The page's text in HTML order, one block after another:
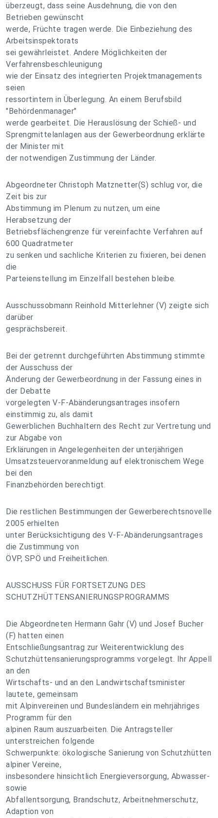
überzeugt, dass seine Ausdehnung, die von den
Betrieben gewünscht
werde, Früchte tragen werde. Die Einbeziehung des
Arbeitsinspektorats
sei gewährleistet. Andere Möglichkeiten der
Verfahrensbeschleunigung
wie der Einsatz des integrierten Projektmanagements
seien
ressortintern in Überlegung. An einem Berufsbild
"Behördenmanager"
werde gearbeitet. Die Herauslösung der Schieß- und
Sprengmittelanlagen aus der Gewerbeordnung erklärte
der Minister mit
der notwendigen Zustimmung der Länder.
Abgeordneter Christoph Matznetter(S) schlug vor, die
Zeit bis zur
Abstimmung im Plenum zu nutzen, um eine
Herabsetzung der
Betriebsflächengrenze für vereinfachte Verfahren auf
600 Quadratmeter
zu senken und sachliche Kriterien zu fixieren, bei denen
die
Parteienstellung im Einzelfall bestehen bleibe.
Ausschussobmann Reinhold Mitterlehner (V) zeigte sich
darüber
gesprächsbereit.
Bei der getrennt durchgeführten Abstimmung stimmte
der Ausschuss der
Änderung der Gewerbeordnung in der Fassung eines in
der Debatte
vorgelegten V-F-Abänderungsantrages insofern
einstimmig zu, als damit
Gewerblichen Buchhaltern des Recht zur Vertretung und
zur Abgabe von
Erklärungen in Angelegenheiten der unterjährigen
Umsatzsteuervoranmeldung auf elektronischem Wege
bei den
Finanzbehörden berechtigt.
Die restlichen Bestimmungen der Gewerberechtsnovelle
2005 erhielten
unter Berücksichtigung des V-F-Abänderungsantrages
die Zustimmung von
ÖVP, SPÖ und Freiheitlichen.
AUSSCHUSS FÜR FORTSETZUNG DES
SCHUTZHÜTTENSANIERUNGSPROGRAMMS
Die Abgeordneten Hermann Gahr (V) und Josef Bucher
(F) hatten einen
Entschließungsantrag zur Weiterentwicklung des
Schutzhüttensanierungsprogramms vorgelegt. Ihr Appell
an den
Wirtschafts- und an den Landwirtschaftsminister
lautete, gemeinsam
mit Alpinvereinen und Bundesländern ein mehrjähriges
Programm für den
alpinen Raum auszuarbeiten. Die Antragsteller
unterstreichen folgende
Schwerpunkte: ökologische Sanierung von Schutzhütten
alpiner Vereine,
insbesondere hinsichtlich Energieversorgung, Abwasser-
sowie
Abfallentsorgung, Brandschutz, Arbeitnehmerschutz,
Adaption von